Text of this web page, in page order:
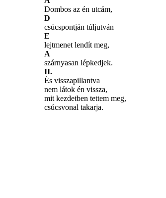
Dombos az én utcám,
D
csúcspontján túljutván
E
lejtmenet lendít meg,
A
szárnyasan lépkedjek.
II.
És visszapillantva
nem látok én vissza,
mit kezdetben tettem meg,
csúcsvonal takarja.